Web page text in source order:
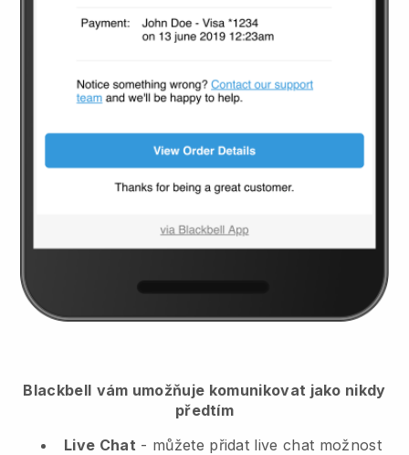
Blackbell vám umožňuje komunikovat jako nikdy
předtím
Live Chat - můžete přidat live chat možnost